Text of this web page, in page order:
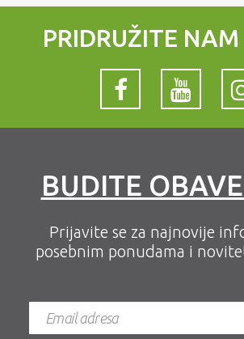
PRIDRUŽITE NAM
BUDITE
Prijavite se za najnovije
posebnim ponudama i